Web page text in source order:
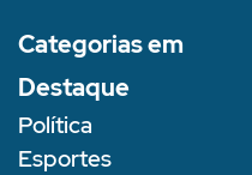
Categorias em
Destaque
Política
Esportes